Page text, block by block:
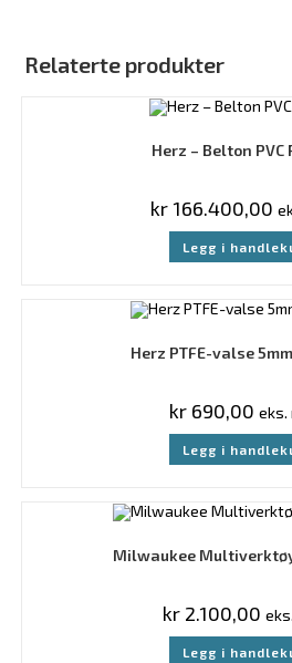
Relaterte produkter
Herz – Belton
kr 166.400,00
Legg i
Herz PTFE-valse
kr 690,00 eks.
Legg i
Milwaukee
kr 2.100,00
Legg i